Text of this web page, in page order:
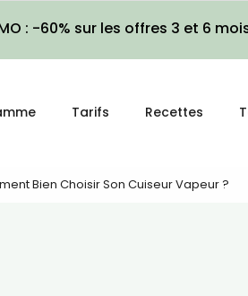
: -60% sur les offres 3 et 6
Tarifs Recettes
Bien Choisir Son Cuiseur Vapeur ?